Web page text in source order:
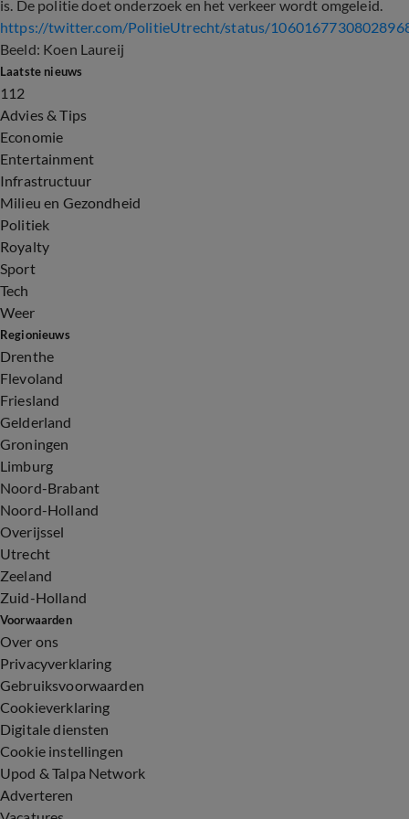
is. De politie doet onderzoek en het verkeer wordt omgeleid.
https://twitter.com/PolitieUtrecht/status/
Beeld: Koen Laureij
Laatste nieuws
112
Advies & Tips
Economie
Entertainment
Infrastructuur
Milieu en Gezondheid
Politiek
Royalty
Sport
Tech
Weer
Regionieuws
Drenthe
Flevoland
Friesland
Gelderland
Groningen
Limburg
Noord-Brabant
Noord-Holland
Overijssel
Utrecht
Zeeland
Zuid-Holland
Voorwaarden
Over ons
Privacyverklaring
Gebruiksvoorwaarden
Cookieverklaring
Digitale diensten
Cookie instellingen
Upod & Talpa Network
Adverteren